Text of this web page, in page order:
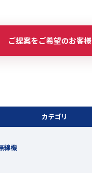
カテゴリ
線機
ご提案をご希望のお客様